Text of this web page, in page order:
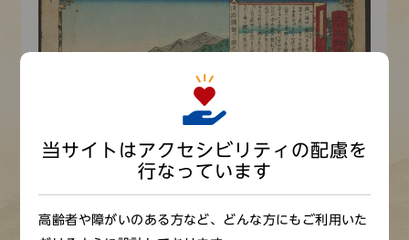
当サイトはアクセシビリティの配慮を
行なっています
高齢者や障がいのある方など、どんな方にもご利用いた